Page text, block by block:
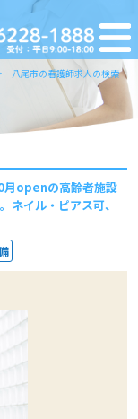
八尾市の看護師求人の検索
月openの高齢者施設
ネイル・ピアス可、